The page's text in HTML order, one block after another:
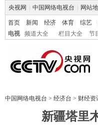
央视网 中国网络电视台 网站
首页 新闻 经济 体育 综艺
电视
频道大全 栏目大全 节
中国网络电视台 > 经济台 > 财经资
新疆塔里